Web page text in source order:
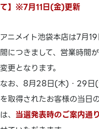
て】※7月11日(金)更新
アニメイト池袋本店は7月
間につきまして、営業時
変更となります。
なお、8月28日(木)・29日
を取得されたお客様の当日
は、 当選発表時のご案内通